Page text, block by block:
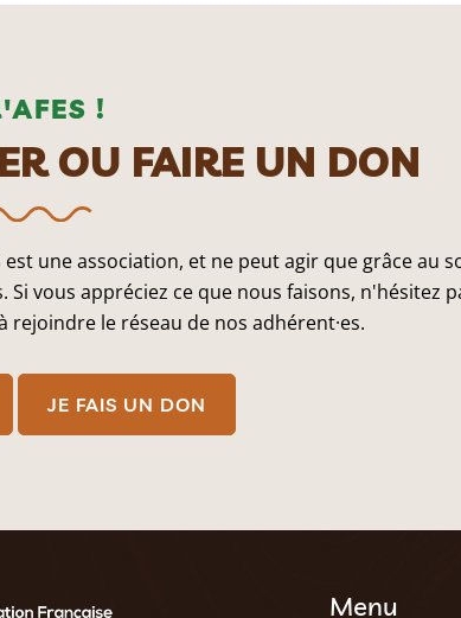
!
OU FAIRE UN DON
est une association, et ne peut agir que grâce au
Si vous appréciez ce que nous faisons, n'hésitez
rejoindre le réseau de nos adhérent·es.
JE FAIS UN DON
Menu